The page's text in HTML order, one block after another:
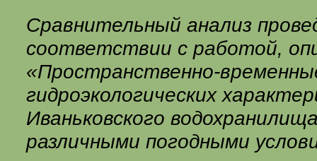
Сравнительный анализ
соответствии с работой,
«Пространственно-
гидроэкологических
Иваньковского
различными погодными